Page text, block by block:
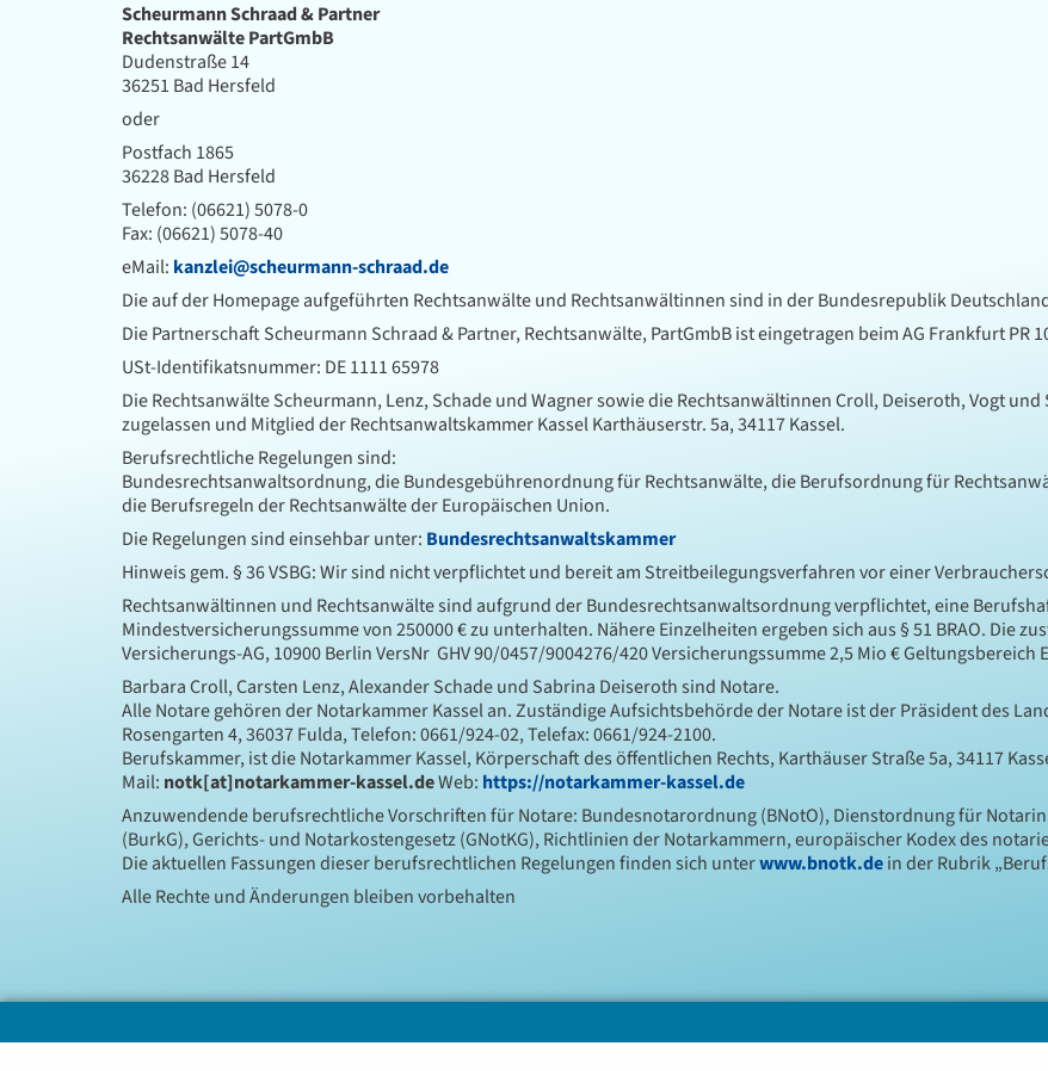
Scheurmann Schraad & Partner
Rechtsanwälte PartGmbB
Dudenstraße 14
36251 Bad Hersfeld
oder
Postfach 1865
36228 Bad Hersfeld
Telefon: (06621) 5078-0
Fax: (06621) 5078-40
eMail: kanzlei@scheurmann-schraad.de
Die auf der Homepage aufgeführten Rechtsanwälte und Rechtsanwältinnen sind in der Bundesrepublik
Die Partnerschaft Scheurmann Schraad & Partner, Rechtsanwälte, PartGmbB ist eingetragen beim AG Frankfurt PR
USt-Identifikatsnummer: DE 1111 65978
Die Rechtsanwälte Scheurmann, Lenz, Schade und Wagner sowie die Rechtsanwältinnen Croll, Deiseroth, Vogt
zugelassen und Mitglied der Rechtsanwaltskammer Kassel Karthäuserstr. 5a, 34117 Kassel.
Berufsrechtliche Regelungen sind:
Bundesrechtsanwaltsordnung, die Bundesgebührenordnung für Rechtsanwälte, die Berufsordnung für
die Berufsregeln der Rechtsanwälte der Europäischen Union.
Die Regelungen sind einsehbar unter: Bundesrechtsanwaltskammer
Hinweis gem. § 36 VSBG: Wir sind nicht verpflichtet und bereit am Streitbeilegungsverfahren vor einer
Rechtsanwältinnen und Rechtsanwälte sind aufgrund der Bundesrechtsanwaltsordnung verpflichtet, eine
Mindestversicherungssumme von 250000 € zu unterhalten. Nähere Einzelheiten ergeben sich aus § 51 BRAO. Die
Versicherungs-AG, 10900 Berlin VersNr GHV 90/0457/9004276/420 Versicherungssumme 2,5 Mio € Geltungsbereich
Barbara Croll, Carsten Lenz, Alexander Schade und Sabrina Deiseroth sind Notare.
Alle Notare gehören der Notarkammer Kassel an. Zuständige Aufsichtsbehörde der Notare ist der Präsident des
Rosengarten 4, 36037 Fulda, Telefon: 0661/924-02, Telefax: 0661/924-2100.
Berufskammer, ist die Notarkammer Kassel, Körperschaft des öffentlichen Rechts, Karthäuser Straße 5a, 34117
Mail: notk[at]notarkammer-kassel.deWeb: https://notarkammer-kassel.de
Anzuwendende berufsrechtliche Vorschriften für Notare: Bundesnotarordnung (BNotO), Dienstordnung für
(BurkG), Gerichts- und Notarkostengesetz (GNotKG), Richtlinien der Notarkammern, europäischer Kodex des
Die aktuellen Fassungen dieser berufsrechtlichen Regelungen finden sich unterwww.bnotk.dein der Rubrik
Alle Rechte und Änderungen bleiben vorbehalten